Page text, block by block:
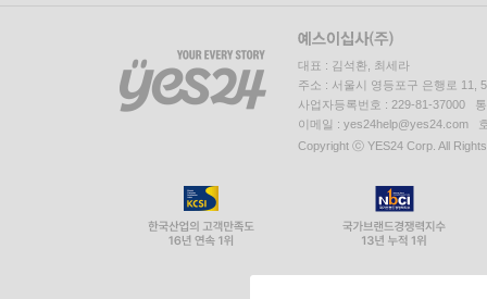
대표 : 김석환, 최세라
주소 : 서울시 영등포구 은행로 11,
사업자등록번호 : 229-81-37000
이메일 : yes24help@yes24.com
Copyright ⓒ YES24 Corp. All